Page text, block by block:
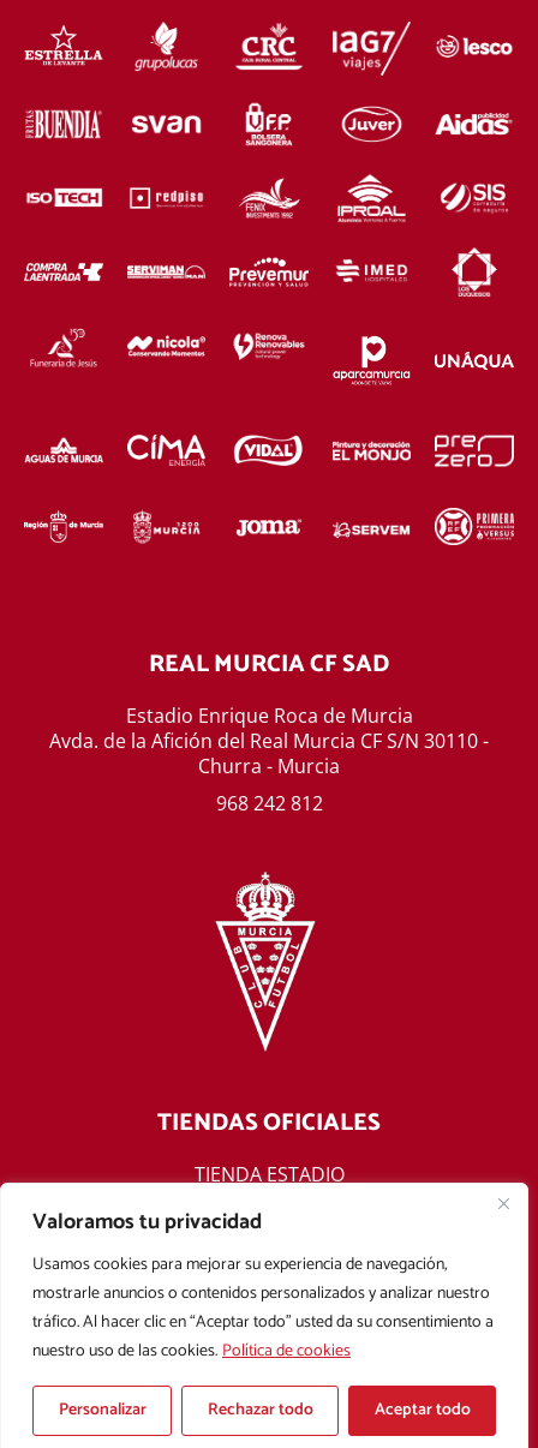
Valoramos tu privacidad
Usamos cookies para mejorar su experiencia de navegación,
mostrarle anuncios o contenidos personalizados y analizar nuestro
tráfico. Al hacer clic en “Aceptar todo” usted da su consentimiento a
nuestro uso de las cookies.Política de cookies
Personalizar Rechazar todo Aceptar todo
REAL MURCIA CF SAD
Estadio Enrique Roca de Murcia
Avda. de la Afición del Real Murcia CF S/N 30110 -
Churra - Murcia
968 242 812
TIENDAS OFICIALES
TIENDA ESTADIO
TIENDA ONLINE
F
a
c
e
b
o
o
k
T
w
i
t
t
e
r
Y
o
u
t
u
b
e
I
n
s
t
a
g
a
Copyright © 2025 Real Murcia. Diseñado con
Aviso legal Política de privacidad Política de cookies
Condiciones Generales de Contratación